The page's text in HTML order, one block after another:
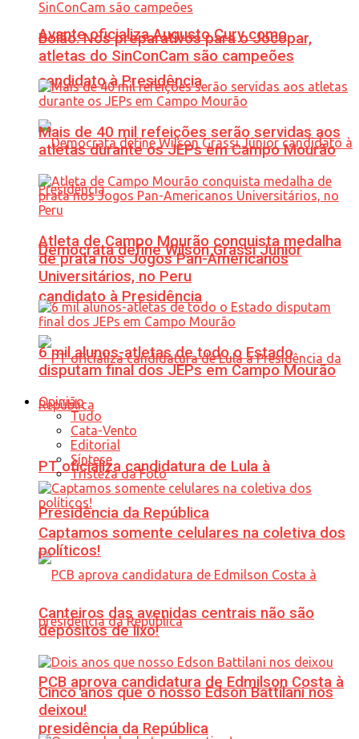
Avante oficializa Augusto Cury como
candidato à Presidência
Democrata define Wilson Grassi Júnior
candidato à Presidência
PT oficializa candidatura de Lula à
Presidência da República
PCB aprova candidatura de Edmilson Costa à
presidência da República
Bolão: Nos preparativos para o Jocopar,
atletas do SinConCam são campeões
Mais de 40 mil refeições serão servidas aos
atletas durante os JEPs em Campo Mourão
Atleta de Campo Mourão conquista medalha
de prata nos Jogos Pan-Americanos
Universitários, no Peru
6 mil alunos-atletas de todo o Estado
disputam final dos JEPs em Campo Mourão
Opinião
Tudo
Cata-Vento
Editorial
Síntese
Tristeza da Foto
Captamos somente celulares na coletiva dos
políticos!
Canteiros das avenidas centrais não são
depósitos de lixo!
Cinco anos que o nosso Edson Battilani nos
deixou!